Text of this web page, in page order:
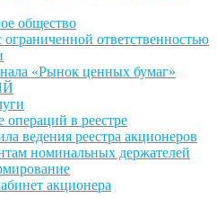
общество
ответственностью
«Рынок ценных бумаг»
операций в реестре
ведения реестра акционеров
номинальных держателей
акционера